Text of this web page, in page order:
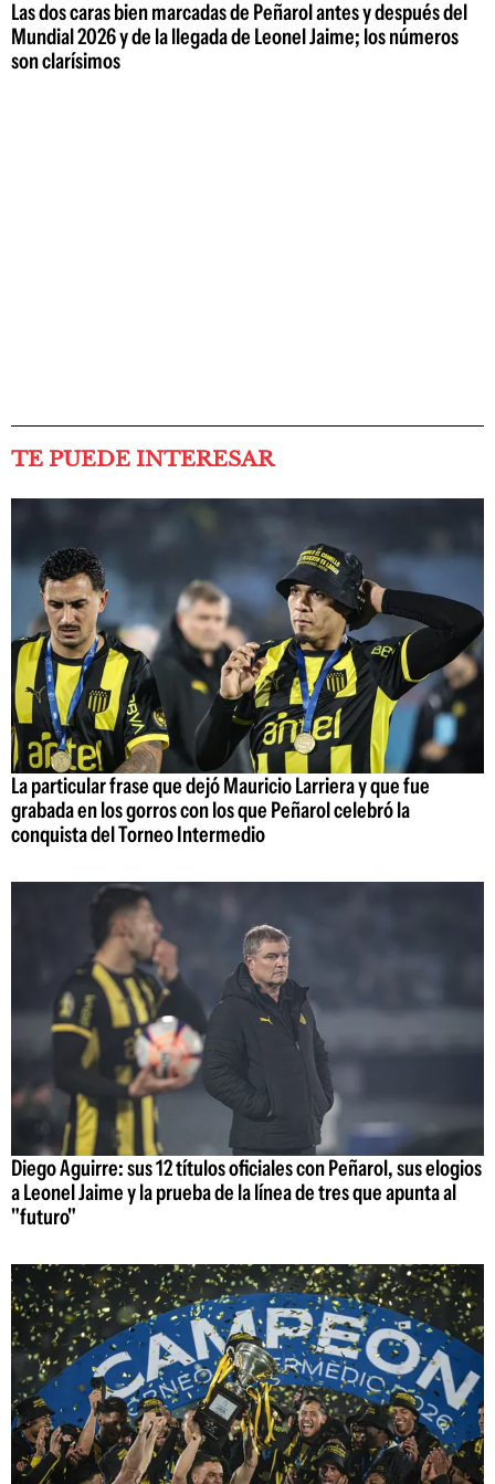
Las dos caras bien marcadas de Peñarol antes y después del
Mundial 2026 y de la llegada de Leonel Jaime; los números
son clarísimos
TE PUEDE INTERESAR
La particular frase que dejó Mauricio Larriera y que fue
grabada en los gorros con los que Peñarol celebró la
conquista del Torneo Intermedio
Diego Aguirre: sus 12 títulos oficiales con Peñarol, sus elogios
a Leonel Jaime y la prueba de la línea de tres que apunta al
"futuro"